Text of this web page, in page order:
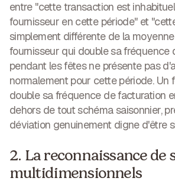
entre "cette transaction est
fournisseur en cette période" et
simplement différente de la moyenne
fournisseur qui double sa fréquence
pendant les fêtes ne présente pas
normalement pour cette période. Un
double sa fréquence de facturation
dehors de tout schéma saisonnier,
déviation genuinement digne d'être
2. La reconnaissance de
multidimensionnels